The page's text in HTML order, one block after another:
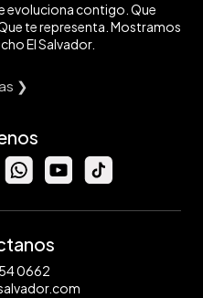
evoluciona contigo. Que
te representa. Mostramos
El Salvador.
❯
0662